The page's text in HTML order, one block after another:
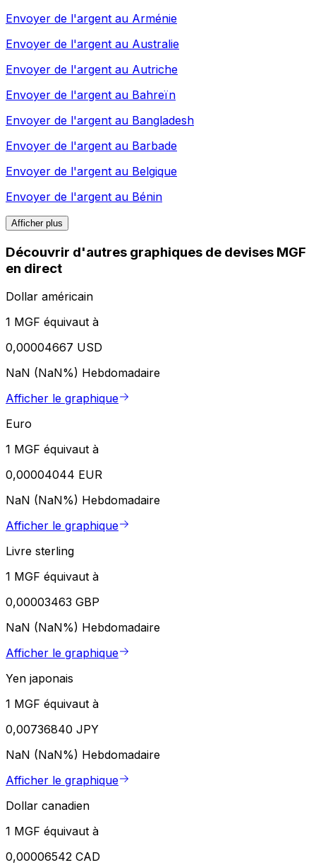
Envoyer de l'argent au Arménie
Envoyer de l'argent au Australie
Envoyer de l'argent au Autriche
Envoyer de l'argent au Bahreïn
Envoyer de l'argent au Bangladesh
Envoyer de l'argent au Barbade
Envoyer de l'argent au Belgique
Envoyer de l'argent au Bénin
Afficher plus
Découvrir d'autres graphiques de devises MGF
en direct
Dollar américain
1 MGF équivaut à
0,00004667 USD
NaN (NaN%) Hebdomadaire
Afficher le graphique
Euro
1 MGF équivaut à
0,00004044 EUR
NaN (NaN%) Hebdomadaire
Afficher le graphique
Livre sterling
1 MGF équivaut à
0,00003463 GBP
NaN (NaN%) Hebdomadaire
Afficher le graphique
Yen japonais
1 MGF équivaut à
0,00736840 JPY
NaN (NaN%) Hebdomadaire
Afficher le graphique
Dollar canadien
1 MGF équivaut à
0,00006542 CAD